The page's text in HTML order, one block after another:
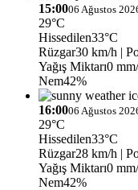
15:0006 Ağustos
29°C
Hissedilen33°C
Rüzgar30 km/h |
Yağış Miktarı0
Nem42%
16:0006 Ağustos
29°C
Hissedilen33°C
Rüzgar28 km/h |
Yağış Miktarı0
Nem42%